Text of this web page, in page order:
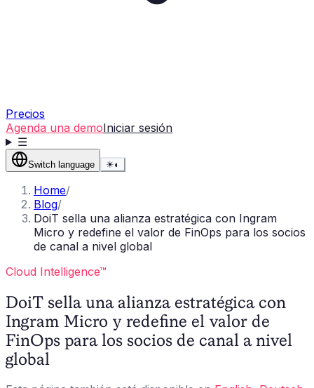
Precios
Agenda una demoIniciar sesión
☰
Switch language ☀◐
Home/
Blog/
DoiT sella una alianza estratégica con Ingram
Micro y redefine el valor de FinOps para los socios
de canal a nivel global
Cloud Intelligence™
DoiT sella una alianza estratégica con
Ingram Micro y redefine el valor de
FinOps para los socios de canal a nivel
global